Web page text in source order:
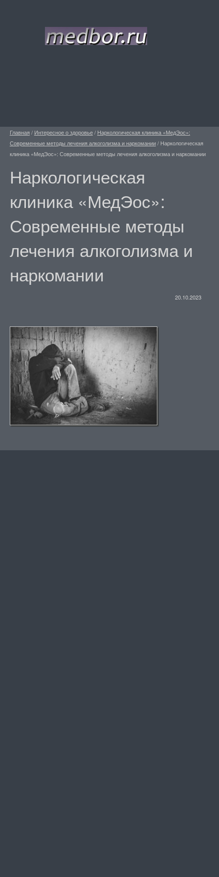
Главная / Интересное о здоровье/ Наркологическая клиника «МедЭос»:
Современные методы лечения алкоголизма и наркомании/ Наркологическая
клиника «МедЭос»: Современные методы лечения алкоголизма и наркомании
Наркологическая
клиника «МедЭос»:
Современные методы
лечения алкоголизма и
наркомании
20.10.2023